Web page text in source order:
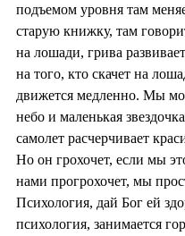
подъемом уровня там
старую книжку, там
на лошади, грива
на того, кто скачет на
движется медленно. Мы
небо и маленькая
самолет расчерчивает
Но он грохочет, если мы
нами прогрохочет, мы
Психология, дай Бог ей
психология, занимается